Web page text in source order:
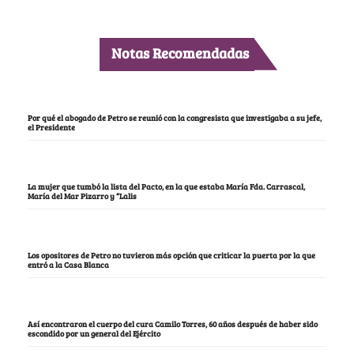
Notas Recomendadas
Por qué el abogado de Petro se reunió con la congresista que investigaba a su jefe,
el Presidente
La mujer que tumbó la lista del Pacto, en la que estaba María Fda. Carrascal,
María del Mar Pizarro y “Lalis
Los opositores de Petro no tuvieron más opción que criticar la puerta por la que
entró a la Casa Blanca
Así encontraron el cuerpo del cura Camilo Torres, 60 años después de haber sido
escondido por un general del Ejército